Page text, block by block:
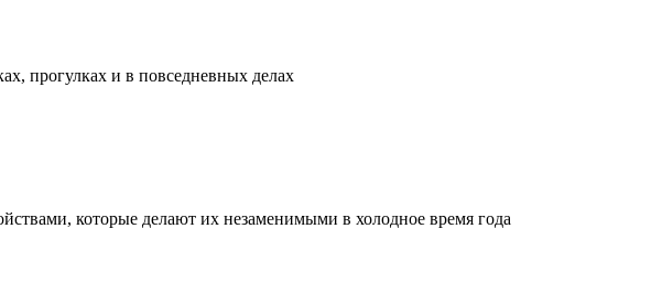
прогулках и в повседневных делах
которые делают их незаменимыми в холодное время года